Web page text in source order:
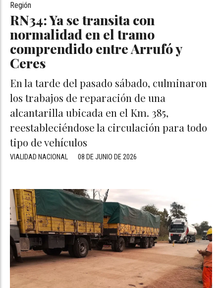
RN34: Ya se transita con
normalidad en el tramo
comprendido entre Arrufó y
Ceres
En la tarde del pasado sábado, culminaron
los trabajos de reparación de una
alcantarilla ubicada en el Km. 385,
reestableciéndose la circulación para todo
tipo de vehículos
Región
08 DE JUNIO DE 2026
VIALIDAD NACIONAL